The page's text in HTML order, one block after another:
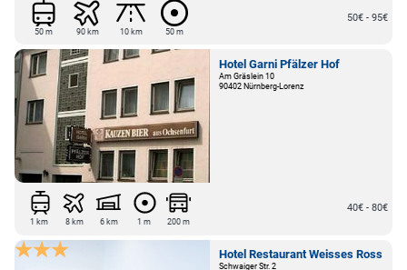
50 m 90 km 10 km 50 m
50€ - 95€
Hotel Garni Pfälzer Hof
Am Gräslein 10
90402 Nürnberg-Lorenz
1 km 8 km 6 km 1 m 200 m
40€ - 80€
Hotel Restaurant Weisses Ross
Schwaiger Str. 2